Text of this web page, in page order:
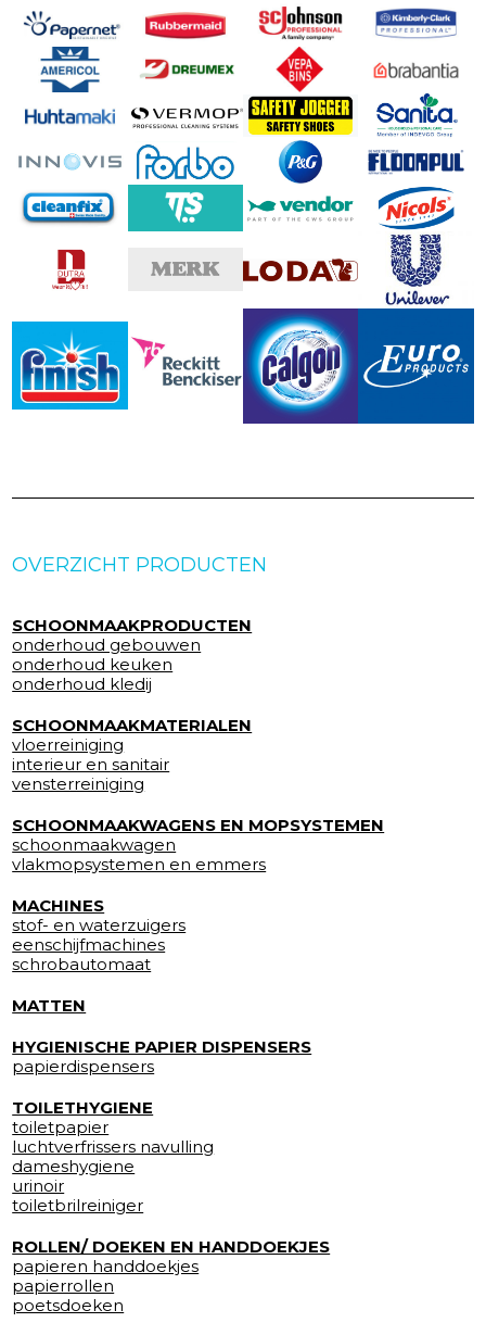
OVERZICHT PRODUCTEN
SCHOONMAAKPRODUCTEN
onderhoud gebouwen
onderhoud keuken
onderhoud kledij
SCHOONMAAKMATERIALEN
vloerreiniging
interieur en sanitair
vensterreiniging
SCHOONMAAKWAGENS EN MOPSYSTEMEN
schoonmaakwagen
vlakmopsystemen en emmers
MACHINES
stof- en waterzuigers
eenschijfmachines
schrobautomaat
MATTEN
HYGIENISCHE PAPIER DISPENSERS
papierdispensers
TOILETHYGIENE
toiletpapier
luchtverfrissers navulling
dameshygiene
urinoir
toiletbrilreiniger
ROLLEN/ DOEKEN EN HANDDOEKJES
papieren handdoekjes
papierrollen
poetsdoeken